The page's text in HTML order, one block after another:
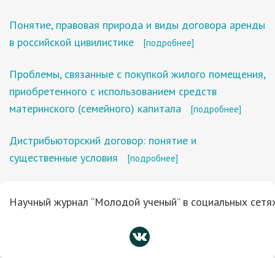
Понятие, правовая природа и виды договора аренды
в российской цивилистике
[подробнее]
Проблемы, связанные с покупкой жилого помещения,
приобретенного с использованием средств
материнского (семейного) капитала
[подробнее]
Дистрибьюторский договор: понятие и
существенные условия
[подробнее]
Научный журнал “Молодой ученый” в социальных